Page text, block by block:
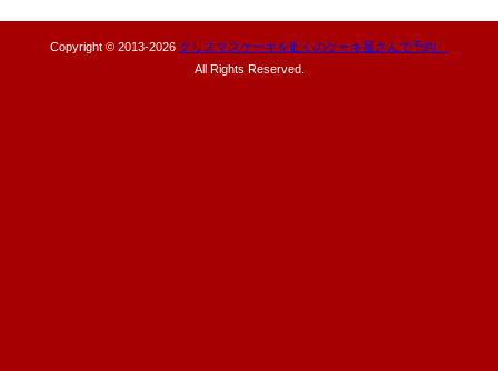
Copyright © 2013-2026 クリスマスケーキを近くのケーキ屋さんで予約！
All Rights Reserved.